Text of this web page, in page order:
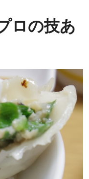
ロの技あ